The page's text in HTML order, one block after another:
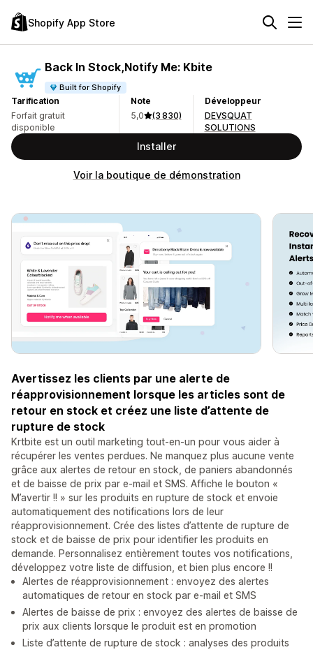
Shopify App Store
Back In Stock,Notify Me: Kbite
Built for Shopify
Tarification
Forfait gratuit
disponible
Note
5,0
(3 830)
Développeur
DEVSQUAT
SOLUTIONS
Installer
Voir la boutique de démonstration
Avertissez les clients par une alerte de
réapprovisionnement lorsque les articles sont de
retour en stock et créez une liste d’attente de
rupture de stock
Krtbite est un outil marketing tout-en-un pour vous aider à
récupérer les ventes perdues. Ne manquez plus aucune vente
grâce aux alertes de retour en stock, de paniers abandonnés
et de baisse de prix par e-mail et SMS. Affiche le bouton «
M’avertir !! » sur les produits en rupture de stock et envoie
automatiquement des notifications lors de leur
réapprovisionnement. Crée des listes d’attente de rupture de
stock et de baisse de prix pour identifier les produits en
demande. Personnalisez entièrement toutes vos notifications,
développez votre liste de diffusion, et bien plus encore !!
Alertes de réapprovisionnement : envoyez des alertes
automatiques de retour en stock par e-mail et SMS
Alertes de baisse de prix : envoyez des alertes de baisse de
prix aux clients lorsque le produit est en promotion
Liste d’attente de rupture de stock : analyses des produits